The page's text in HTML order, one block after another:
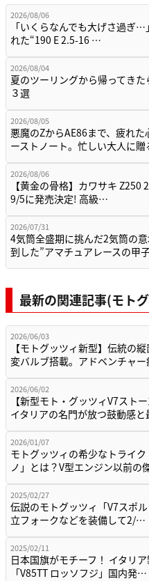
2026/08/06
「いくらなんでも大げさ過ぎ…
れた“190 E 2.5-16 …
2026/08/04
夏のツーリングから帰ってきた
３選
2026/08/05
悪魔のZからAE86まで、疲れた
ーストノート。忙しい大人に
2026/08/06
【黄金の骨格】カワサキ Z250
9/5に発売決定! 高級…
2026/07/31
4気筒全盛期に挑んだ2気筒の
到した”アマチュアレースの甲
最新の関連記事(モト
2026/06/03
【モトグッツィ新型】伝統の
変バルブ搭載。アドベンチャ
2026/06/02
【新型モト・グッツィV7ストー
イタリアの名門が放つ鼓動感
2026/01/07
モトグッツィの希少なトライ
ノ」とは？V型エンジン以前の
2025/02/27
伝説のモトグッツィ「V7スポ
立フォークなどを装備して2/…
2025/02/11
日本国旗がモチーフ！ イタリ
「V85TT ロッソフジ」国内発…